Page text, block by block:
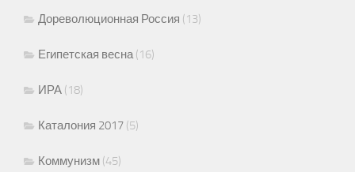
Дореволюционная Россия (13)
Египетская весна(16)
ИРА (18)
Каталония 2017 (5)
Коммунизм (45)